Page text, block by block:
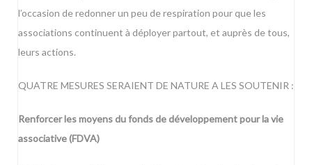
l’occasion de redonner un peu de respiration pour que les
associations continuent à déployer partout, et auprès de tous,
leurs actions.
QUATRE MESURES SERAIENT DE NATURE A LES SOUTENIR :
Renforcer les moyens du fonds de développement pour la vie
associative (FDVA)